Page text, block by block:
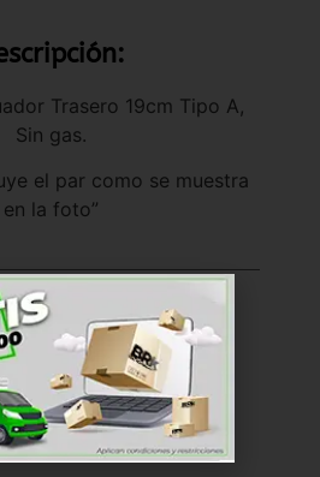
Trasero 19cm Tipo A,
Sin gas.
el par como se muestra
en la foto”
los Estados
($) - USD
y Neumáticos